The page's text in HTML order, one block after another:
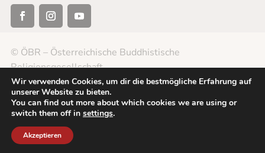
© ÖBR – Österreichische Buddhistische
Religionsgesellschaft
Wir verwenden Cookies, um dir die bestmögliche Erfahrung auf
unserer Website zu bieten.
You can find out more about which cookies we are using or
switch them off in settings.
Akzeptieren